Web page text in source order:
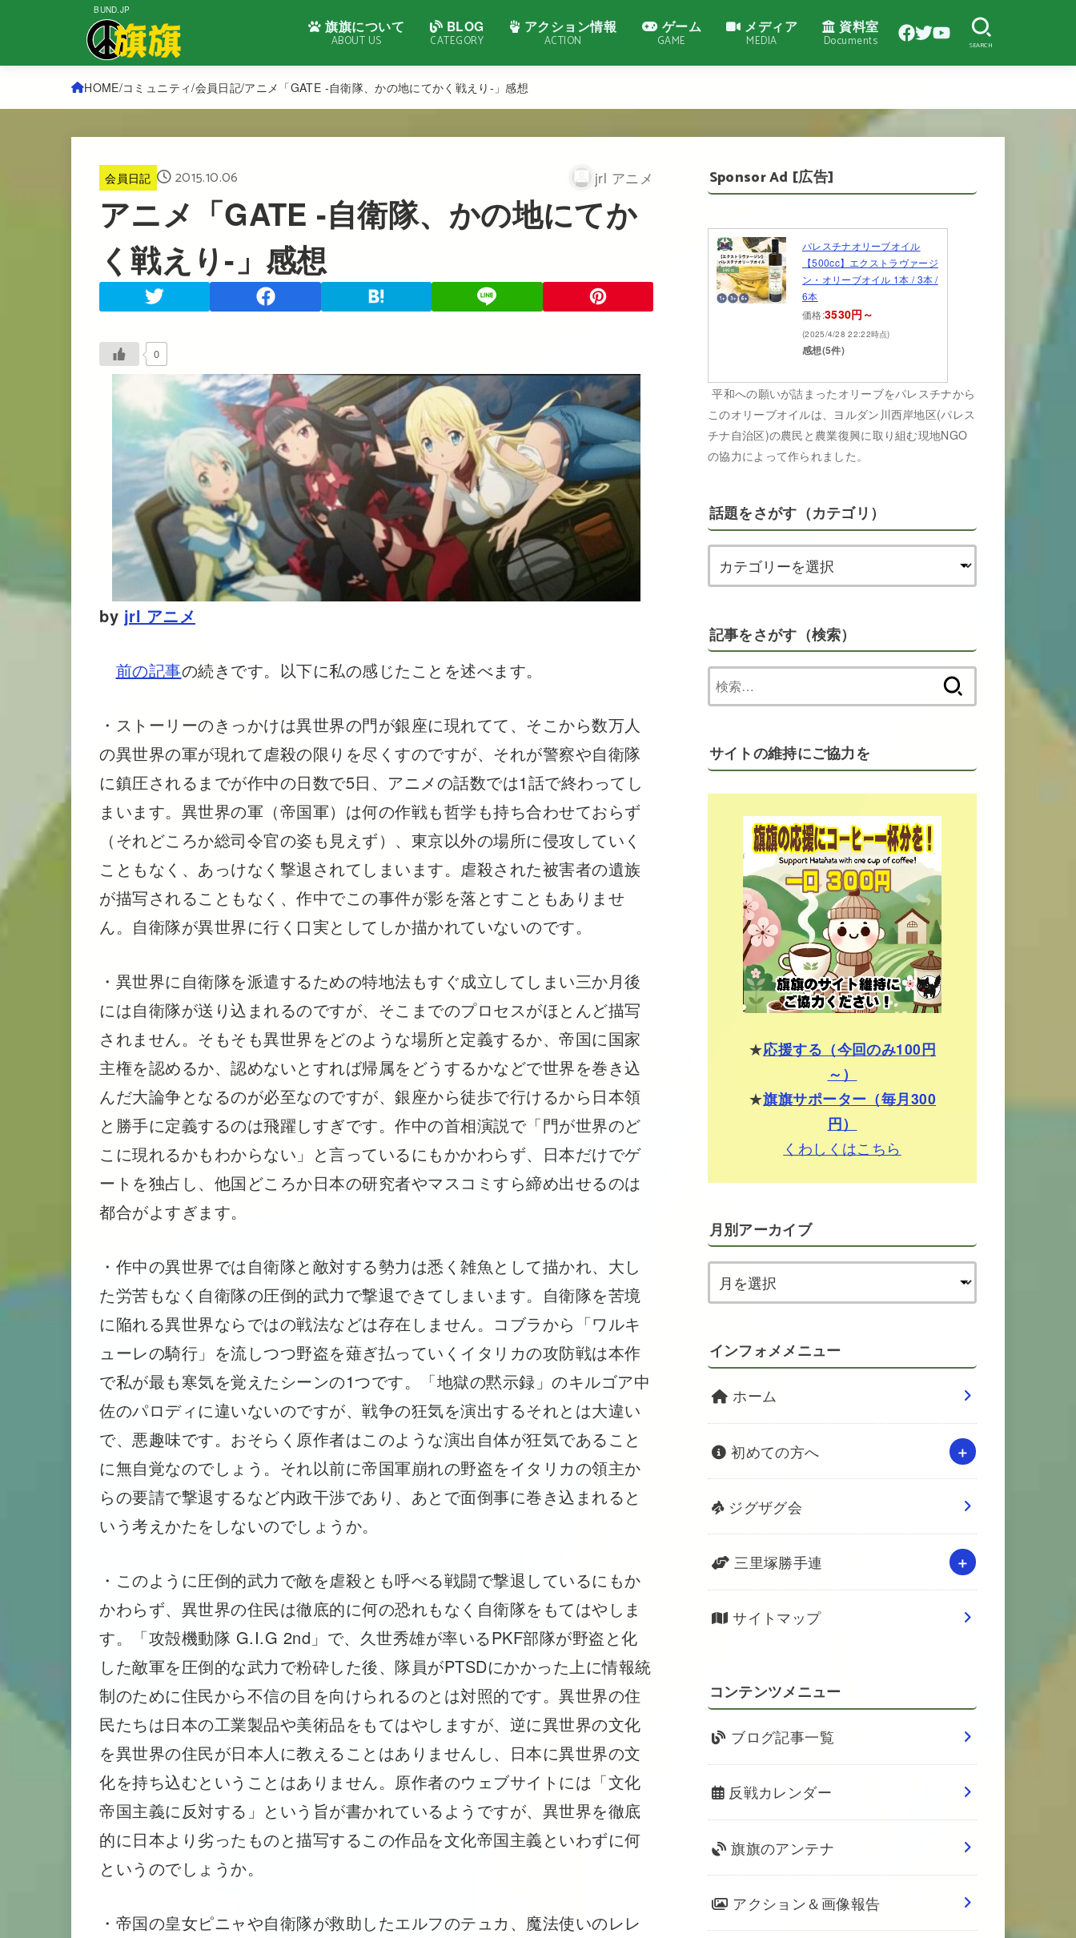
BUND.JP
旗旗について
ABOUT US
BLOG
CATEGORY
アクション情報
ACTION
ゲーム
GAME
メディア
MEDIA
資料室
Documents SEARCH
HOME コミュニティ 会員日記 アニメ「GATE -自衛隊、かの地にてかく戦えり-」感想
会員日記 2015.10.06 jrl アニメ
アニメ「GATE -自衛隊、かの地にてか
く戦えり-」感想
0
by jrl アニメ
前の記事の続きです。以下に私の感じたことを述べます。
・ストーリーのきっかけは異世界の門が銀座に現れてて、そこから数万人
の異世界の軍が現れて虐殺の限りを尽くすのですが、それが警察や自衛隊
に鎮圧されるまでが作中の日数で5日、アニメの話数では1話で終わってし
まいます。異世界の軍（帝国軍）は何の作戦も哲学も持ち合わせておらず
（それどころか総司令官の姿も見えず）、東京以外の場所に侵攻していく
こともなく、あっけなく撃退されてしまいます。虐殺された被害者の遺族
が描写されることもなく、作中でこの事件が影を落とすこともありませ
ん。自衛隊が異世界に行く口実としてしか描かれていないのです。
・異世界に自衛隊を派遣するための特地法もすぐ成立してしまい三か月後
には自衛隊が送り込まれるのですが、そこまでのプロセスがほとんど描写
されません。そもそも異世界をどのような場所と定義するか、帝国に国家
主権を認めるか、認めないとすれば帰属をどうするかなどで世界を巻き込
んだ大論争となるのが必至なのですが、銀座から徒歩で行けるから日本領
と勝手に定義するのは飛躍しすぎです。作中の首相演説で「門が世界のど
こに現れるかもわからない」と言っているにもかかわらず、日本だけでゲ
ートを独占し、他国どころか日本の研究者やマスコミすら締め出せるのは
都合がよすぎます。
・作中の異世界では自衛隊と敵対する勢力は悉く雑魚として描かれ、大し
た労苦もなく自衛隊の圧倒的武力で撃退できてしまいます。自衛隊を苦境
に陥れる異世界ならではの戦法などは存在しません。コブラから「ワルキ
ューレの騎行」を流しつつ野盗を薙ぎ払っていくイタリカの攻防戦は本作
で私が最も寒気を覚えたシーンの1つです。「地獄の黙示録」のキルゴア中
佐のパロディに違いないのですが、戦争の狂気を演出するそれとは大違い
で、悪趣味です。おそらく原作者はこのような演出自体が狂気であること
に無自覚なのでしょう。それ以前に帝国軍崩れの野盗をイタリカの領主か
らの要請で撃退するなど内政干渉であり、あとで面倒事に巻き込まれると
いう考えかたをしないのでしょうか。
・このように圧倒的武力で敵を虐殺とも呼べる戦闘で撃退しているにもか
かわらず、異世界の住民は徹底的に何の恐れもなく自衛隊をもてはやしま
す。「攻殻機動隊 G.I.G 2nd」で、久世秀雄が率いるPKF部隊が野盗と化
した敵軍を圧倒的な武力で粉砕した後、隊員がPTSDにかかった上に情報統
制のために住民から不信の目を向けられるのとは対照的です。異世界の住
民たちは日本の工業製品や美術品をもてはやしますが、逆に異世界の文化
を異世界の住民が日本人に教えることはありませんし、日本に異世界の文
化を持ち込むということはありません。原作者のウェブサイトには「文化
帝国主義に反対する」という旨が書かれているようですが、異世界を徹底
的に日本より劣ったものと描写するこの作品を文化帝国主義といわずに何
というのでしょうか。
・帝国の皇女ピニャや自衛隊が救助したエルフのテュカ、魔法使いのレレ
Sponsor Ad [広告]
パレスチナオリーブオイル
【500cc】エクストラヴァージ
ン・オリーブオイル 1本 / 3本 /
6本
価格:3530円～
(2025/4/28 22:22時点)
感想(5件)
平和への願いが詰まったオリーブをパレスチナから
このオリーブオイルは、ヨルダン川西岸地区(パレス
チナ自治区)の農民と農業復興に取り組む現地NGO
の協力によって作られました。
話題をさがす（カテゴリ）
記事をさがす（検索）
索:
サイトの維持にご協力を
★応援する（今回のみ100円
～）
★旗旗サポーター（毎月300
円）
くわしくはこちら
月別アーカイブ
インフォメメニュー
ホーム
初めての方へ
ジグザグ会
三里塚勝手連
サイトマップ
コンテンツメニュー
ブログ記事一覧
反戦カレンダー
旗旗のアンテナ
アクション＆画像報告